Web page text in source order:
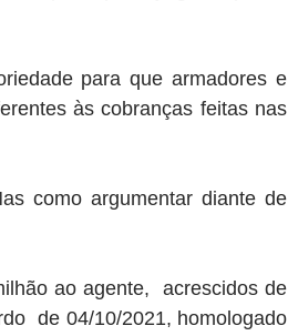
para que armadores e
às cobranças feitas nas
como argumentar diante de
ao agente,  acrescidos de
de 04/10/2021, homologado